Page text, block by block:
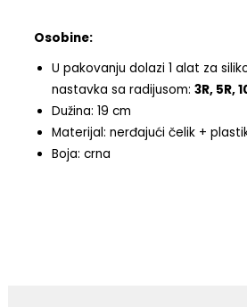
Osobine:
U pakovanju dolazi 1 alat za
nastavka sa radijusom: 3R, 5R,
Dužina: 19 cm
Materijal: nerđajući čelik +
Boja: crna